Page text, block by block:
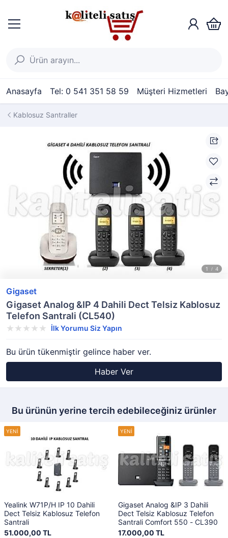
Anasayfa Tel: 0 541 351 58 59 Müşteri Hizmetleri
Kablosuz Santraller
Gigaset
Gigaset Analog &IP 4 Dahili Dect Telsiz Kablosuz
Telefon Santrali (CL540)
İlk Yorumu Siz Yapın
Bu ürün tükenmiştir gelince haber ver.
Haber Ver
Bu ürünün yerine tercih edebileceğiniz ürünler
Yealink W71P/H IP 10 Dahili
Dect Telsiz Kablosuz Telefon
Santrali
51.000,00 TL
Gigaset Analog &IP 3 Dahili
Dect Telsiz Kablosuz Telefon
Santrali Comfort 550 - CL390
17.000,00 TL